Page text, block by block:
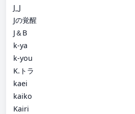
J_J
Jの覚醒
J＆B
k-ya
k-you
K.トラ
kaei
kaiko
Kairi